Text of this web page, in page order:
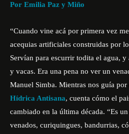
Por Emilia Paz y Miño
“Cuando vine acá por primera vez
acequias artificiales construidas por
Servían para escurrir todita el agua, y
y vacas. Era una pena no ver un
Manuel Simba. Mientras nos guía por
Hídrica Antisana, cuenta cómo el
cambiado en la última década. “Es
venados, curiquingues, bandurrias,